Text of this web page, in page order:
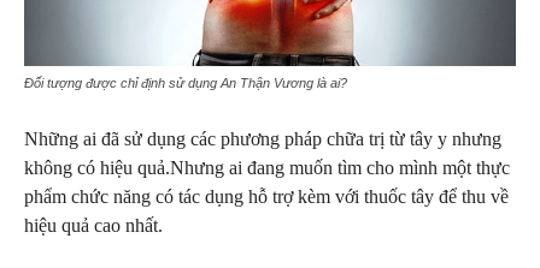
Đối tượng được chỉ định sử dụng An Thận Vương là ai?
Những ai đã sử dụng các phương pháp chữa trị từ tây y nhưng
không có hiệu quả.Nhưng ai đang muốn tìm cho mình một thực
phẩm chức năng có tác dụng hỗ trợ kèm với thuốc tây để thu về
hiệu quả cao nhất.